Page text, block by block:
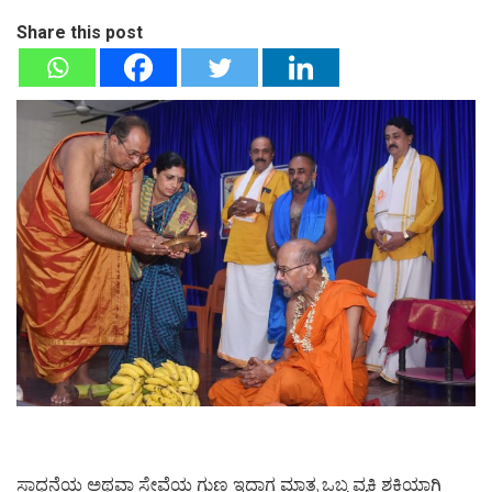
Share this post
ಸಾಧನೆಯ ಅಥವಾ ಸೇವೆಯ ಗುಣ ಇದ್ದಾಗ ಮಾತ್ರ ಒಬ್ಬ ವ್ಯಕ್ತಿ ಶಕ್ತಿಯಾಗಿ